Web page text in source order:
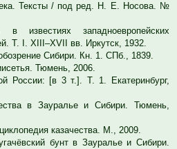
Тексты / под ред. Н. Е. Носова. №
западноевропейских
Т. I. ХIII–ХVII вв. Иркутск, 1932.
Сибири. Кн. 1. СПб., 1839.
Тюмень, 2006.
России: [в 3 т.]. Т. 1. Екатеринбург,
в Зауралье и Сибири. Тюмень,
казачества. М., 2009.
бунт в Зауралье и Сибири.